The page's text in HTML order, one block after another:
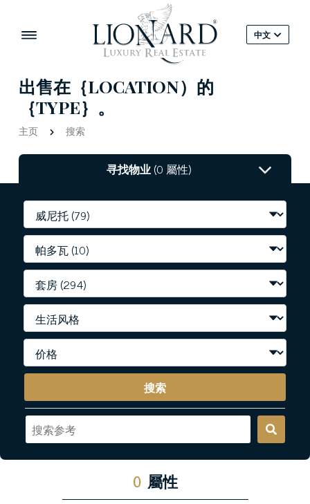
中文
出售在｛LOCATION）的
｛TYPE｝。
主页 搜索
寻找物业(0 屬性)
搜索
0 屬性